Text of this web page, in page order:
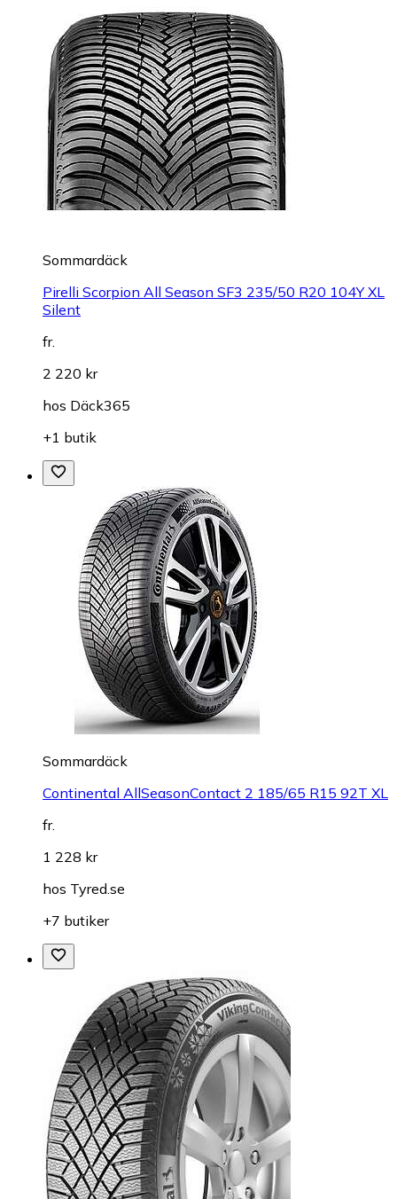
Sommardäck
Pirelli Scorpion All Season SF3 235/50 R20 104Y XL
Silent
fr.
2 220 kr
hos Däck365
+1 butik
Sommardäck
Continental AllSeasonContact 2 185/65 R15 92T XL
fr.
1 228 kr
hos Tyred.se
+7 butiker